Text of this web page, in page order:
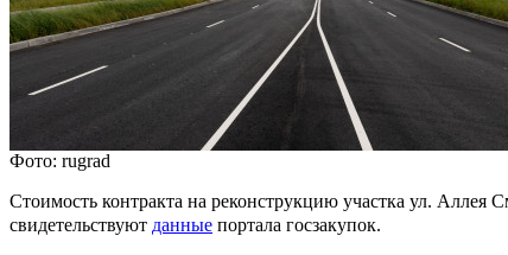
Фото: rugrad
Стоимость контракта на реконструкцию участка ул.
свидетельствуют данные портала госзакупок.